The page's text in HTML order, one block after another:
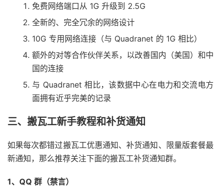
免费网络端口从 1G 升级到 2.5G
全新的、完全冗余的网络设计
10G 专用网络连接（与 Quadranet 的 1G 相比）
额外的对等合作伙伴关系，以改善国内（美国）和中
国的连接
与 Quadranet 相比，该数据中心在电力和交流电方
面拥有近乎完美的记录
三、搬瓦工新手教程和补货通知
如果每次都错过搬瓦工优惠通知、补货通知、限量版套餐最
新通知，那么推荐关注下面的搬瓦工补货通知群。
1、QQ 群（禁言）